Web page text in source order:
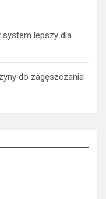
system lepszy dla
do zagęszczania